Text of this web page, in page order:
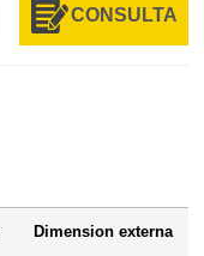
CONSULTA
Dimension externa